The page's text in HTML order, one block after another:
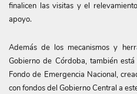
finalicen las visitas y el
apoyo.
Además de los mecanismos y
Gobierno de Córdoba, también
Fondo de Emergencia Nacional,
con fondos del Gobierno Central a